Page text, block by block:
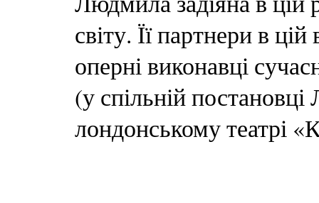
світу. Її партнери в
оперні виконавці
(у спільній
лондонському театрі